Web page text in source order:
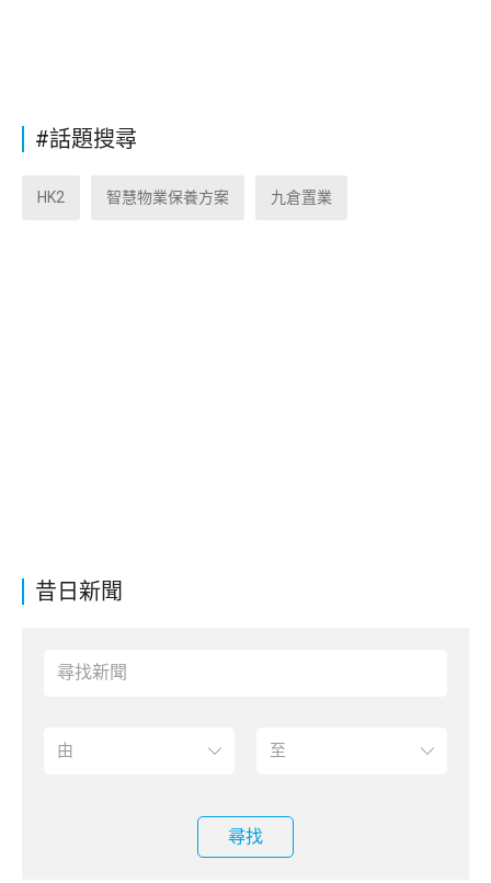
昔日新聞
尋找
#話題搜尋
HK2 智慧物業保養方案 九倉置業